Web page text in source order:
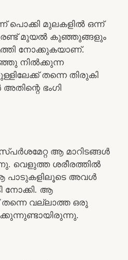
പൊക്കി മുലകളിൽ ഒന്ന്
രണ്ട് മുയൽ കുഞ്ഞുങ്ങളും
നോക്കുകയാണ്.
നിൽക്കുന്ന
തന്നെ തിരുകി
ഭംഗി
ആ മാറിടങ്ങൾ
വെളുത്ത ശരീരത്തിൽ
പാടുകളിലൂടെ അവൾ
നോക്കി. ആ
വല്ലാത്ത ഒരു